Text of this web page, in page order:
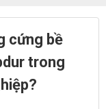
cứng bề
trong